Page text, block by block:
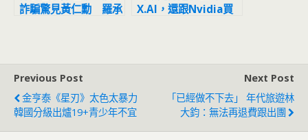
詐騙驚見黃仁勳 羅承
X.AI，還跟Nvidia買
Previous Post
金亨泰《星刃》太色太暴力
韓國分級出爐19+青少年不宜
Next Post
「已經做不下去」 年代旅遊林
大鈞：無法再退費跟出團